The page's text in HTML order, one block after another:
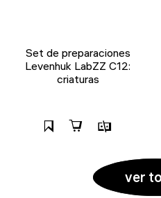
Set de preparaciones
Levenhuk LabZZ C12:
criaturas
ver